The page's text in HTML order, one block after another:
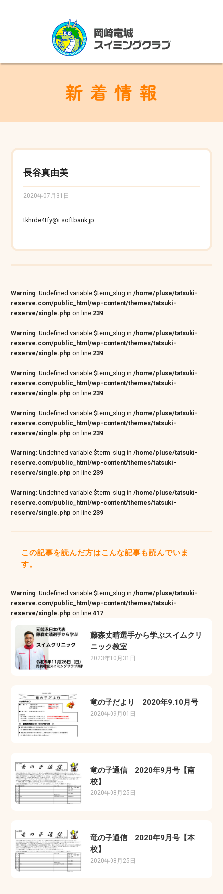
長谷真由美
2020年07月31日
tkhrde4tfy@i.softbank.jp
Warning: Undefined variable $term_slug in/home/pluse/tatsuki-
reserve.com/public_html/wp-content/themes/tatsuki-
reserve/single.php on line 239
Warning: Undefined variable $term_slug in/home/pluse/tatsuki-
reserve.com/public_html/wp-content/themes/tatsuki-
reserve/single.php on line 239
Warning: Undefined variable $term_slug in/home/pluse/tatsuki-
reserve.com/public_html/wp-content/themes/tatsuki-
reserve/single.php on line 239
Warning: Undefined variable $term_slug in/home/pluse/tatsuki-
reserve.com/public_html/wp-content/themes/tatsuki-
reserve/single.php on line 239
Warning: Undefined variable $term_slug in/home/pluse/tatsuki-
reserve.com/public_html/wp-content/themes/tatsuki-
reserve/single.php on line 239
Warning: Undefined variable $term_slug in/home/pluse/tatsuki-
reserve.com/public_html/wp-content/themes/tatsuki-
reserve/single.php on line 239
この記事を読んだ方はこんな記事も読んでいま
す。
Warning: Undefined variable $term_slug in/home/pluse/tatsuki-
reserve.com/public_html/wp-content/themes/tatsuki-
reserve/single.php on line417
藤森丈晴選手から学ぶスイムクリ
ニック教室
2023年10月31日
竜の子だより 2020年9.10月号
2020年09月01日
竜の子通信 2020年9月号【南
校】
2020年08月25日
竜の子通信 2020年9月号【本
校】
2020年08月25日